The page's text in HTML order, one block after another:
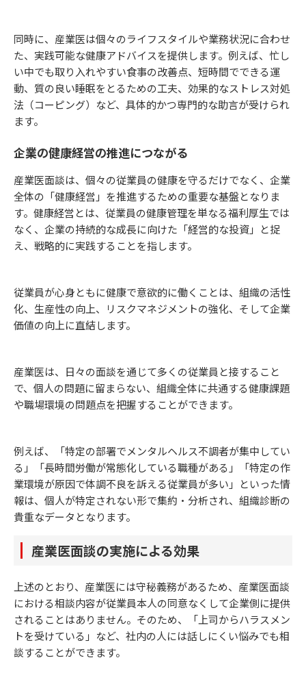
同時に、産業医は個々のライフスタイルや業務状況に合わせ
た、実践可能な健康アドバイスを提供します。例えば、忙し
い中でも取り入れやすい食事の改善点、短時間でできる運
動、質の良い睡眠をとるための工夫、効果的なストレス対処
法（コーピング）など、具体的かつ専門的な助言が受けられ
ます。
企業の健康経営の推進につながる
産業医面談は、個々の従業員の健康を守るだけでなく、企業
全体の「健康経営」を推進するための重要な基盤となりま
す。健康経営とは、従業員の健康管理を単なる福利厚生では
なく、企業の持続的な成長に向けた「経営的な投資」と捉
え、戦略的に実践することを指します。
従業員が心身ともに健康で意欲的に働くことは、組織の活性
化、生産性の向上、リスクマネジメントの強化、そして企業
価値の向上に直結します。
産業医は、日々の面談を通じて多くの従業員と接すること
で、個人の問題に留まらない、組織全体に共通する健康課題
や職場環境の問題点を把握することができます。
例えば、「特定の部署でメンタルヘルス不調者が集中してい
る」「長時間労働が常態化している職種がある」「特定の作
業環境が原因で体調不良を訴える従業員が多い」といった情
報は、個人が特定されない形で集約・分析され、組織診断の
貴重なデータとなります。
産業医面談の実施による効果
上述のとおり、産業医には守秘義務があるため、産業医面談
における相談内容が従業員本人の同意なくして企業側に提供
されることはありません。そのため、「上司からハラスメン
トを受けている」など、社内の人には話しにくい悩みでも相
談することができます。